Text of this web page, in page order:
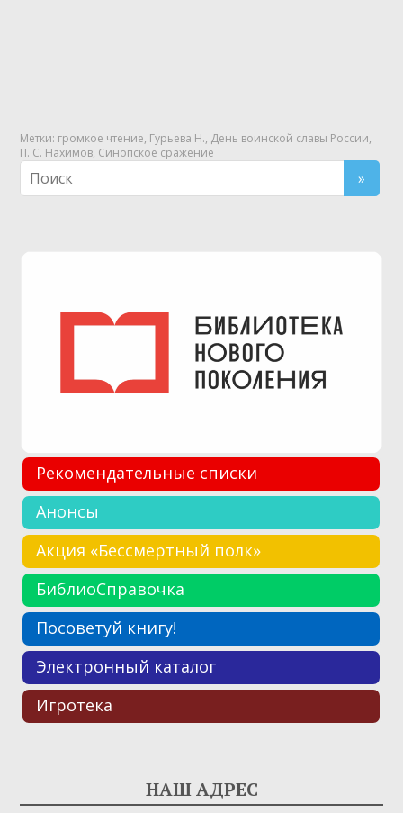
Метки: громкое чтение, Гурьева Н., День воинской славы России,
П. С. Нахимов, Синопское сражение
Рекомендательные списки
Анонсы
Акция «Бессмертный полк»
БиблиоСправочка
Посоветуй книгу!
Электронный каталог
Игротека
НАШ АДРЕС